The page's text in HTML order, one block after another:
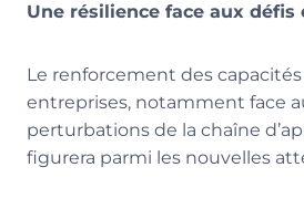
Une résilience face aux défis
Le renforcement des
entreprises, notamment face
perturbations de la chaîne
figurera parmi les nouvelles